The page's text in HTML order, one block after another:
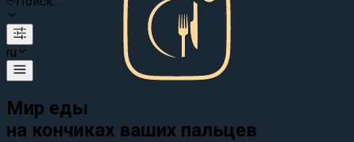
ru
Мир еды
на кончиках ваших пальцев